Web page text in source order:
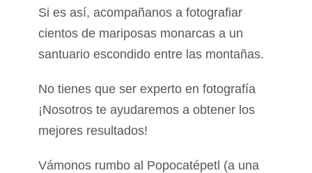
Si es así, acompañanos a fotografiar
cientos de mariposas monarcas a un
santuario escondido entre las montañas.
No tienes que ser experto en fotografía
¡Nosotros te ayudaremos a obtener los
mejores resultados!
Vámonos rumbo al Popocatépetl (a una